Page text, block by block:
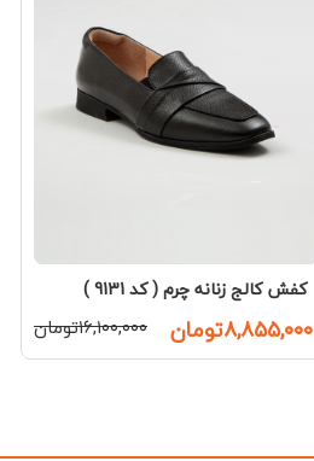
کفش کالج زنانه چرم ( کد 9131 )
۸,۸۵۵,۰۰۰تومان ۱۶,۱۰۰,۰۰۰تومان